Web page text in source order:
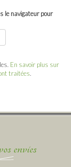
le navigateur pour
En savoir plus sur
traitées.
envies